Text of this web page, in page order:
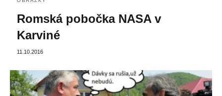
Romská pobočka NASA v
Karviné
11.10.2016